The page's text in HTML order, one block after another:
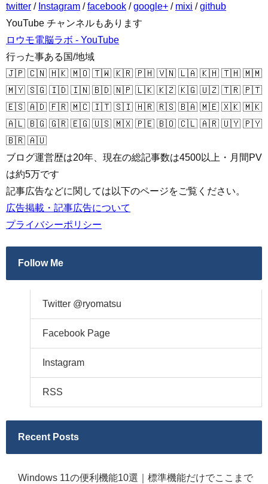
twitter / Instagram /facebook /google+ / mixi /github
YouTube チャンネルもあります
ロウモ電脳ラボ - YouTube
行った事ある国/地域
🇯🇵 🇨🇳 🇭🇰 🇲🇴 🇹🇼 🇰🇷 🇵🇭 🇻🇳 🇱🇦 🇰🇭 🇹🇭 🇲🇲
🇲🇾 🇸🇬 🇮🇩 🇮🇳 🇧🇩 🇳🇵 🇱🇰 🇰🇿 🇰🇬 🇺🇿 🇹🇷 🇵🇹
🇪🇸 🇦🇩 🇫🇷 🇲🇨 🇮🇹 🇸🇮 🇭🇷 🇷🇸 🇧🇦 🇲🇪 🇽🇰 🇲🇰
🇦🇱 🇧🇬 🇬🇷 🇪🇬 🇺🇸 🇲🇽 🇵🇪 🇧🇴 🇨🇱 🇦🇷 🇺🇾 🇵🇾
🇧🇷 🇦🇺
ブログ運営歴は20年、現在の総記事数は4500以上・月間PV
は約5万です
記事広告などに関しては以下のページをご覧ください。
広告掲載・記事広告について
プライバシーポリシー
Follow Me
Twitter @ryomatsu
Facebook Page
Instagram
RSS
Recent Posts
Windows 11の便利機能10選｜標準機能だけでここまで